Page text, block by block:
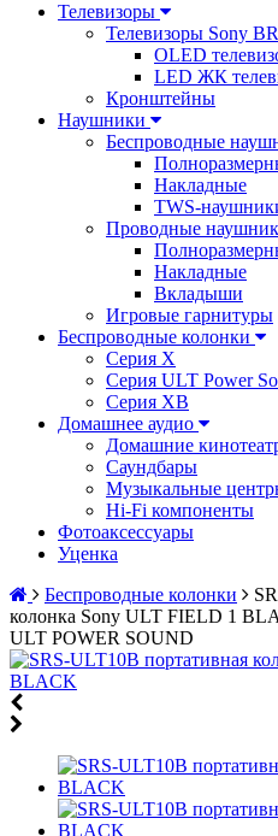
Телевизоры
Телевизоры Sony
OLED
LED ЖК
Кронштейны
Наушники
Беспроводные
Накладные
TWS-
Проводные
Накладные
Вкладыши
Игровые гарнитуры
Беспроводные колонки
Серия X
Серия ULT Power
Серия XB
Домашнее аудио
Домашние
Саундбары
Музыкальные
Hi-Fi компоненты
Фотоаксессуары
Уценка
Беспроводные колонки
колонка Sony ULT FIELD 1
ULT POWER SOUND